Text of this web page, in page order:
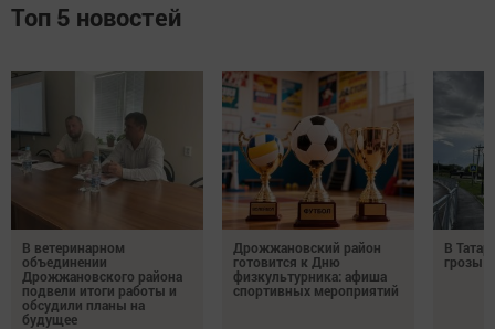
Топ 5 новостей
В ветеринарном
объединении
Дрожжановского района
подвели итоги работы и
обсудили планы на
будущее
Дрожжановский район
готовится к Дню
физкультурника: афиша
спортивных мероприятий
В
грозы